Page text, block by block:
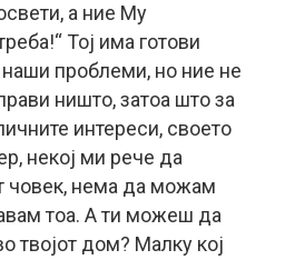
а ние Му
Тој има готови
наши проблеми, но ние не
ништо, затоа што за
интереси, своето
некој ми рече да
човек, нема да можам
тоа. А ти можеш да
твојот дом? Малку кој